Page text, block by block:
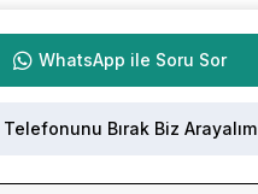
WhatsApp ile Soru Sor
Telefonunu Bırak Biz Arayalım